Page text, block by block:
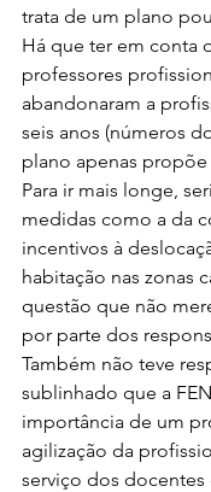
trata de um plano
Há que ter em conta
professores
abandonaram a
seis anos (números
plano apenas propõe
Para ir mais longe,
medidas como a da
incentivos à
habitação nas zonas
questão que não
por parte dos
Também não teve
sublinhado que a
importância de um
agilização da
serviço dos